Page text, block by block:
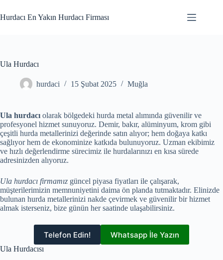
to
content
Hurdacı En Yakın Hurdacı Firması
Ula Hurdacı
hurdaci 15 Şubat 2025 Muğla
Ula hurdacı olarak bölgedeki hurda metal alımında güvenilir ve
profesyonel hizmet sunuyoruz. Demir, bakır, alüminyum, krom gibi
çeşitli hurda metallerinizi değerinde satın alıyor; hem doğaya katkı
sağlıyor hem de ekonominize katkıda bulunuyoruz. Uzman ekibimiz
ve hızlı değerlendirme sürecimiz ile hurdalarınızı en kısa sürede
adresinizden alıyoruz.
Ula hurdacı firmamız güncel piyasa fiyatları ile çalışarak,
müşterilerimizin memnuniyetini daima ön planda tutmaktadır. Elinizde
bulunan hurda metallerinizi nakde çevirmek ve güvenilir bir hizmet
almak isterseniz, bize günün her saatinde ulaşabilirsiniz.
Telefon Edin! Whatsapp İle Yazın
Ula Hurdacısı